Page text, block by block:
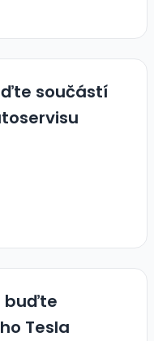
součástí
buďte
Tesla